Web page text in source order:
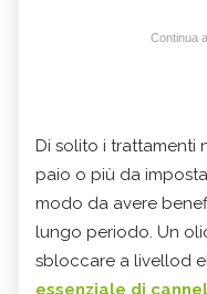
Continua
Di solito i trattamenti
paio o più da
modo da avere
lungo periodo. Un
sbloccare a livellod
essenziale di